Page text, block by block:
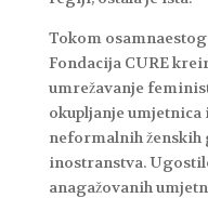
Tokom
Fondacija CURE
umrežavanje
okupljanje
neformalnih ženskih
inostranstva.
anagažovanih